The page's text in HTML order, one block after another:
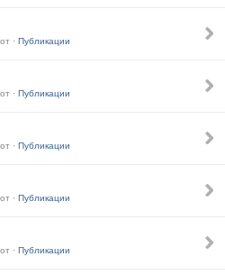
· Публикации
· Публикации
· Публикации
· Публикации
· Публикации